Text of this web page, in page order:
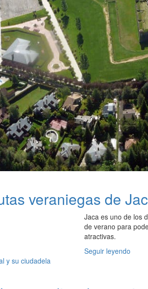
veraniegas de
Jaca es uno de los
de verano para
atractivas.
Seguir leyendo